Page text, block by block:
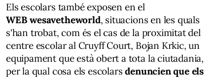
Els escolars també exposen en el
WEB wesavetheworld, situacions en les quals
s'han trobat, com és el cas de la proximitat del
centre escolar al Cruyff Court, Bojan Krkic, un
equipament que està obert a tota la ciutadania,
per la qual cosa els escolarsdenuncien que els